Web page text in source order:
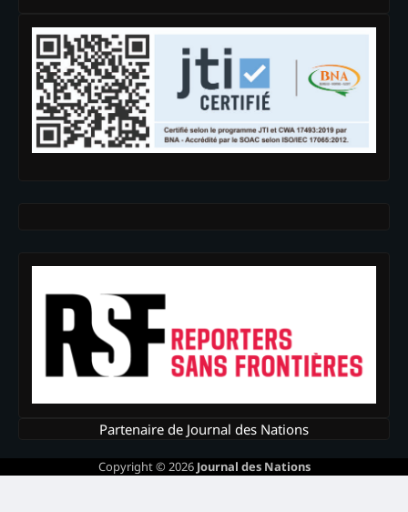
Partenaire de Journal des Nations
Copyright © 2026 Journal des Nations